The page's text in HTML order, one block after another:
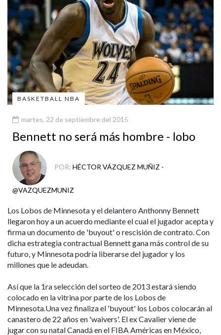
BASKETBALL NBA
martes, 22 de septiembre del 2015
Bennett no será más hombre - lobo
POR: HÉCTOR VÁZQUEZ MUÑIZ -
@VAZQUEZMUNIZ
Los Lobos de Minnesota y el delantero Anthonny Bennett
llegaron hoy a un acuerdo mediante el cual el jugador acepta y
firma un documento de 'buyout' o rescisión de contrato. Con
dicha estrategia contractual Bennett gana más control de su
futuro, y Minnesota podría liberarse del jugador y los
millones que le adeudan.
Así que la 1ra selección del sorteo de 2013 estará siendo
colocado en la vitrina por parte de los Lobos de
Minnesota.Una vez finaliza el 'buyout' los Lobos colocarán al
canastero de 22 años en 'waivers'. El ex Cavalier viene de
jugar con su natal Canadá en el FIBA Américas en México,